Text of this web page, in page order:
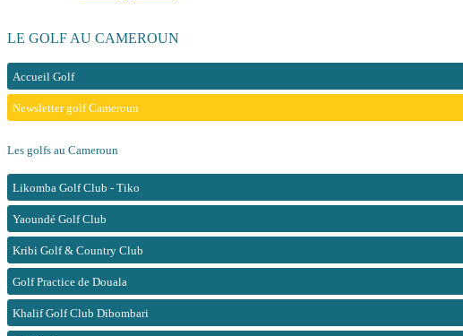
LE GOLF AU CAMEROUN
Accueil Golf
Newsletter golf Cameroun
Les golfs au Cameroun
Likomba Golf Club - Tiko
Yaoundé Golf Club
Kribi Golf & Country Club
Golf Practice de Douala
Khalif Golf Club Dibombari